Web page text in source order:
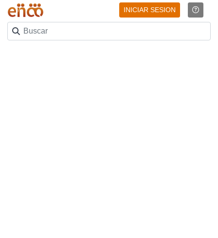
INICIAR SESION